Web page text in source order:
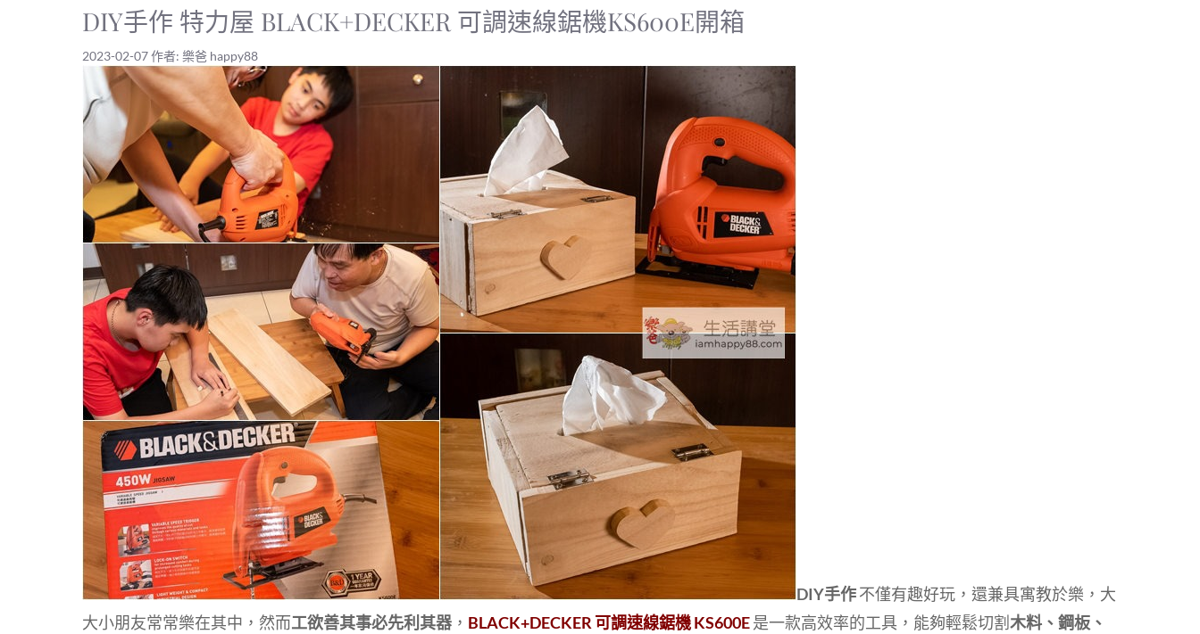
DIY手作 特力屋 BLACK+DECKER 可調速線鋸機KS600E開箱
2023-02-07作者: 樂爸 happy88
DIY手作不僅有趣好玩，還兼具寓教於樂，大
大小朋友常常樂在其中，然而工欲善其事必先利其器 ， BLACK+DECKER 可調速線鋸機 KS600E是一款高效率的工具，能夠輕鬆切割木料、鋼板、